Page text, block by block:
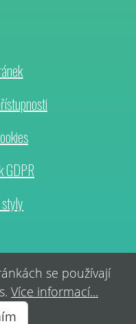
GDPR
se používají
Více informací...